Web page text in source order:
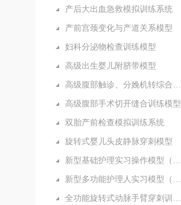
产后大出血急救模拟训练系统
产前宫颈变化与产道关系模型
妇科分泌物检查训练模型
高级出生婴儿附脐带模型
高级腹部手术切开缝合训练模型
双胎产前检查模拟训练系统
旋转式婴儿头皮静脉穿刺模型